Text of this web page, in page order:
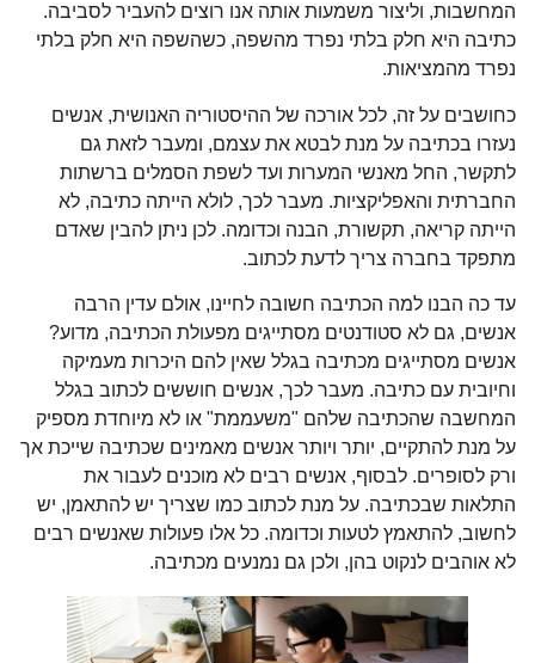
המחשבות, וליצור משמעות אותה אנו רוצים להעביר לסביבה.
כתיבה היא חלק בלתי נפרד מהשפה, כשהשפה היא חלק בלתי
נפרד מהמציאות.
כחושבים על זה, לכל אורכה של ההיסטוריה האנושית, אנשים
נעזרו בכתיבה על מנת לבטא את עצמם, ומעבר לזאת גם
לתקשר, החל מאנשי המערות ועד לשפת הסמלים ברשתות
החברתית והאפליקציות. מעבר לכך, לולא הייתה כתיבה, לא
הייתה קריאה, תקשורת, הבנה וכדומה. לכן ניתן להבין שאדם
מתפקד בחברה צריך לדעת לכתוב.
עד כה הבנו למה הכתיבה חשובה לחיינו, אולם עדין הרבה
אנשים, גם לא סטודנטים מסתייגים מפעולת הכתיבה, מדוע?
אנשים מסתייגים מכתיבה בגלל שאין להם היכרות מעמיקה
וחיובית עם כתיבה. מעבר לכך, אנשים חוששים לכתוב בגלל
המחשבה שהכתיבה שלהם "משעממת" או לא מיוחדת מספיק
על מנת להתקיים, יותר ויותר אנשים מאמינים שכתיבה שייכת אך
ורק לסופרים. לבסוף, אנשים רבים לא מוכנים לעבור את
התלאות שבכתיבה. על מנת לכתוב כמו שצריך יש להתאמן, יש
לחשוב, להתאמץ לטעות וכדומה. כל אלו פעולות שאנשים רבים
לא אוהבים לנקוט בהן, ולכן גם נמנעים מכתיבה.